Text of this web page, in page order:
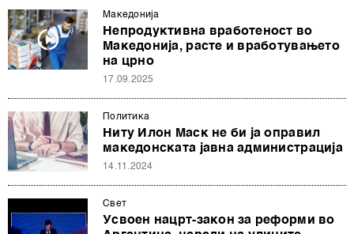
Македонија
Непродуктивна вработеност во
Македонија, расте и вработувањето
на црно
17.09.2025
Политика
Ниту Илон Маск не би ја оправил
македонската јавна администрација
14.11.2024
Свет
Усвоен нацрт-закон за реформи во